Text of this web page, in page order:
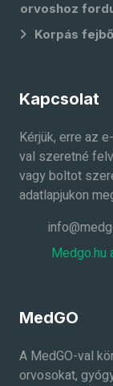
orvoshoz
Korpás
Kapcsolat
Kérjük, erre az
val szeretné
vagy boltot
adatlapjukon
Medgo.hu
MedGO
A MedGO-val
orvosokat,